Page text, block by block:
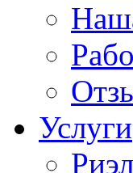
Услуги